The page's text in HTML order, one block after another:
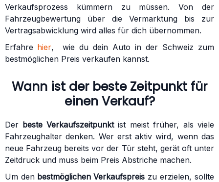
Verkaufsprozess kümmern zu müssen. Von der
Fahrzeugbewertung über die Vermarktung bis zur
Vertragsabwicklung wird alles für dich übernommen.
Erfahre hier, wie du dein Auto in der Schweiz zum
bestmöglichen Preis verkaufen kannst.
Wann ist der beste Zeitpunkt für
einen Verkauf?
Der beste Verkaufszeitpunktist meist früher, als viele
Fahrzeughalter denken. Wer erst aktiv wird, wenn das
neue Fahrzeug bereits vor der Tür steht, gerät oft unter
Zeitdruck und muss beim Preis Abstriche machen.
Um den bestmöglichen Verkaufspreis zu erzielen, sollte